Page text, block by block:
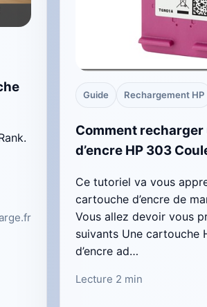
Guide Rechargement HP
Comment
d’encre HP 303
Ce tutoriel va vous
cartouche d’encre de
Vous allez devoir vous
suivants Une cartouche
d’encre ad…
Lecture 2 min